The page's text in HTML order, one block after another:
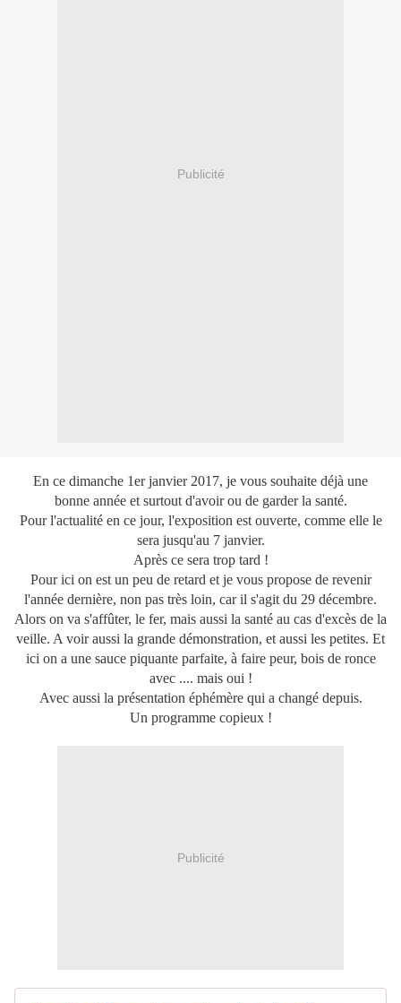
Publicité
En ce dimanche 1er janvier 2017, je vous souhaite déjà une
bonne année et surtout d'avoir ou de garder la santé.
Pour l'actualité en ce jour, l'exposition est ouverte, comme elle le
sera jusqu'au 7 janvier.
Après ce sera trop tard !
Pour ici on est un peu de retard et je vous propose de revenir
l'année dernière, non pas très loin, car il s'agit du 29 décembre.
Alors on va s'affûter, le fer, mais aussi la santé au cas d'excès de la
veille. A voir aussi la grande démonstration, et aussi les petites. Et
ici on a une sauce piquante parfaite, à faire peur, bois de ronce
avec .... mais oui !
Avec aussi la présentation éphémère qui a changé depuis.
Un programme copieux !
Publicité